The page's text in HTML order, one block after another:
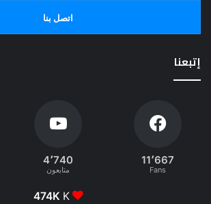
اتصل بنا
إتبعنا
11٬667
Fans
4٬740
متابعون
474K K